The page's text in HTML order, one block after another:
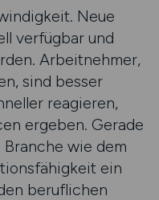
Neue
verfügbar und
Arbeitnehmer,
sind besser
reagieren,
ergeben. Gerade
wie dem
ein
beruflichen